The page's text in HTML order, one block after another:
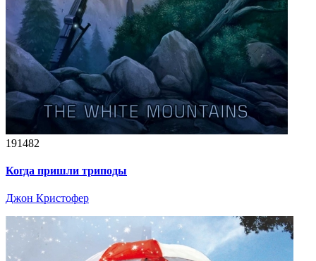
191482
Когда пришли триподы
Джон Кристофер